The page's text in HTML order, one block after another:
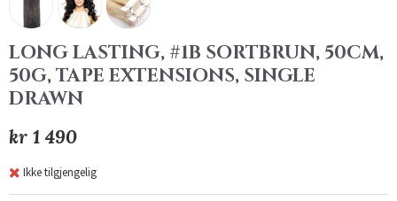
LONG LASTING, #1B SORTBRUN, 50CM,
50G, TAPE EXTENSIONS, SINGLE
DRAWN
kr 1 490
Ikke tilgjengelig